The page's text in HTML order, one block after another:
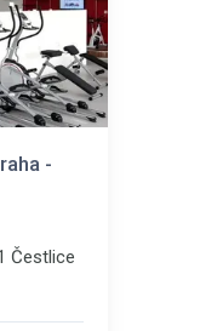
-
Čestlice